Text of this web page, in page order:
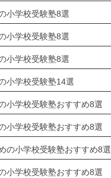
小学校受験塾8選
小学校受験塾8選
小学校受験塾8選
小学校受験塾14選
小学校受験塾おすすめ8選
小学校受験塾おすすめ8選
の小学校受験塾おすすめ8選
小学校受験塾おすすめ8選